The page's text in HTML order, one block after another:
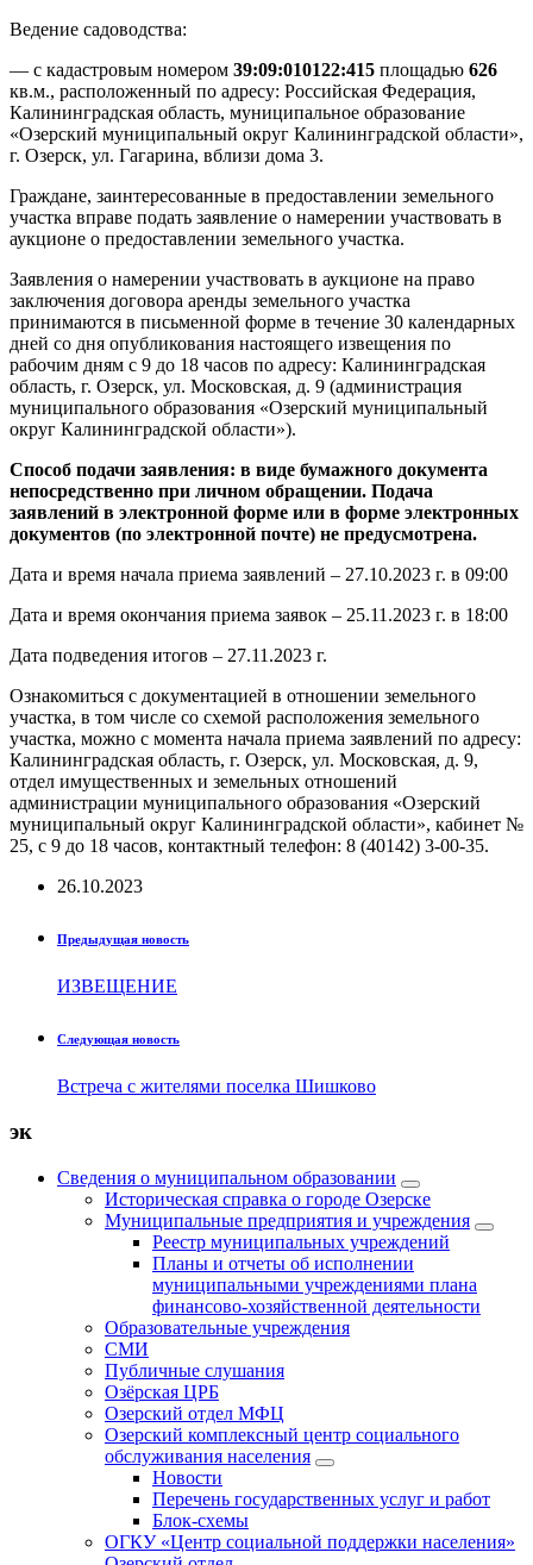
Ведение садоводства:
— с кадастровым номером 39:09:010122:415 площадью 626
кв.м., расположенный по адресу: Российская Федерация,
Калининградская область, муниципальное образование
«Озерский муниципальный округ Калининградской области»,
г. Озерск, ул. Гагарина, вблизи дома 3.
Граждане, заинтересованные в предоставлении земельного
участка вправе подать заявление о намерении участвовать в
аукционе о предоставлении земельного участка.
Заявления о намерении участвовать в аукционе на право
заключения договора аренды земельного участка
принимаются в письменной форме в течение 30 календарных
дней со дня опубликования настоящего извещения по
рабочим дням с 9 до 18 часов по адресу: Калининградская
область, г. Озерск, ул. Московская, д. 9 (администрация
муниципального образования «Озерский муниципальный
округ Калининградской области»).
Способ подачи заявления: в виде бумажного документа
непосредственно при личном обращении. Подача
заявлений в электронной форме или в форме электронных
документов (по электронной почте) не предусмотрена.
Дата и время начала приема заявлений – 27.10.2023 г. в 09:00
Дата и время окончания приема заявок – 25.11.2023 г. в 18:00
Дата подведения итогов – 27.11.2023 г.
Ознакомиться с документацией в отношении земельного
участка, в том числе со схемой расположения земельного
участка, можно с момента начала приема заявлений по адресу:
Калининградская область, г. Озерск, ул. Московская, д. 9,
отдел имущественных и земельных отношений
администрации муниципального образования «Озерский
муниципальный округ Калининградской области», кабинет №
25, с 9 до 18 часов, контактный телефон: 8 (40142) 3-00-35.
26.10.2023
Предыдущая новость
ИЗВЕЩЕНИЕ
Следующая новость
Встреча с жителями поселка Шишково
эк
Сведения о муниципальном образовании
Историческая справка о городе Озерске
Муниципальные предприятия и учреждения
Реестр муниципальных учреждений
Планы и отчеты об исполнении
муниципальными учреждениями плана
финансово-хозяйственной деятельности
Образовательные учреждения
СМИ
Публичные слушания
Озёрская ЦРБ
Озерский отдел МФЦ
Озерский комплексный центр социального
обслуживания населения
Новости
Перечень государственных услуг и работ
Блок-схемы
ОГКУ «Центр социальной поддержки населения»